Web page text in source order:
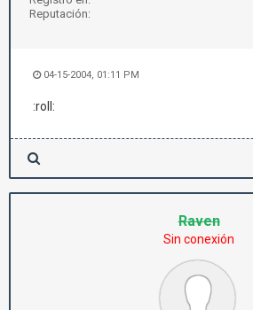
Reputación:
04-15-2004, 01:11 PM
:roll:
Raven
Sin conexión